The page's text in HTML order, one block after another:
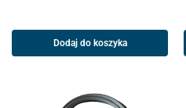
Dodaj do koszyka